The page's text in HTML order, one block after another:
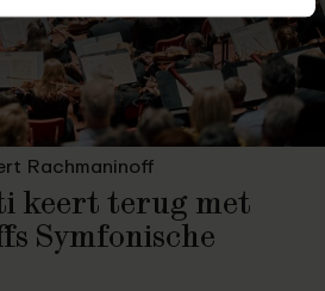
Rachmaninoff
keert terug met
Symfonische